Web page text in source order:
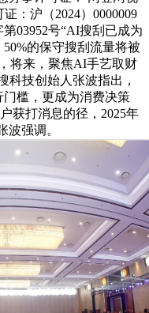
：沪（2024）0000009
03952号“AI搜刮已成为
的保守搜刮流量将被
将来，聚焦AI手艺取财
科技创始人张波指出，
槛，更成为消费决策
获打消息的径，2025年
波强调。